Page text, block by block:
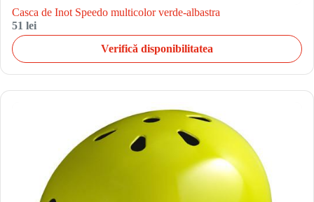
Casca de Inot Speedo multicolor verde-albastra
51 lei
Verifică disponibilitatea